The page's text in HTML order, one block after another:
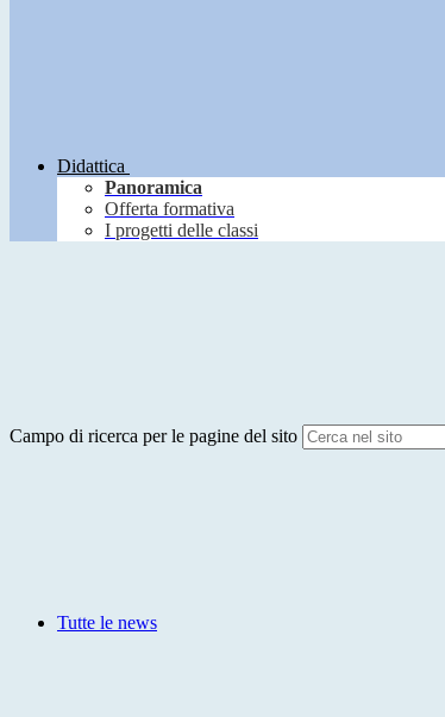
Didattica
Panoramica
Offerta formativa
I progetti delle classi
Campo di ricerca per le pagine del sito
Tutte le news